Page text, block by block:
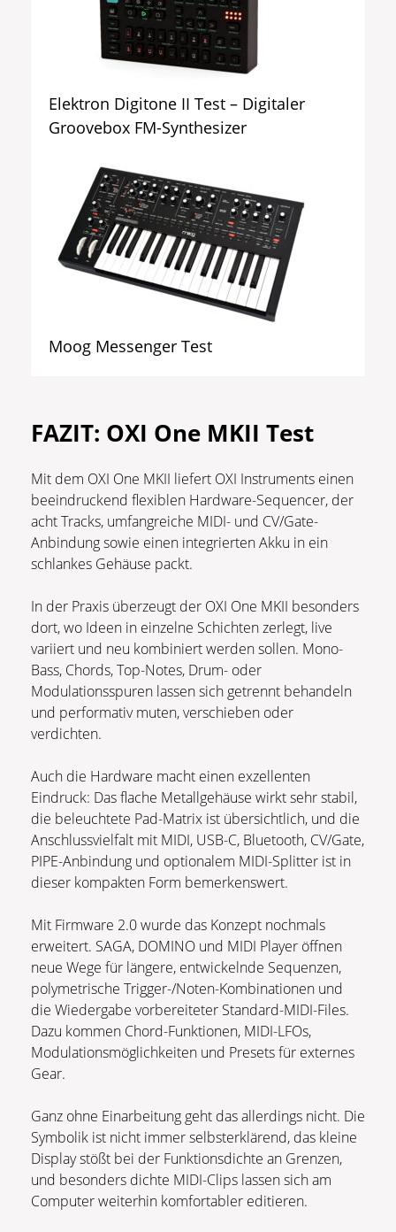
Elektron Digitone II Test – Digitaler
Groovebox FM-Synthesizer
Moog Messenger Test
FAZIT: OXI One MKII Test
Mit dem OXI One MKII liefert OXI Instruments einen
beeindruckend flexiblen Hardware-Sequencer, der
acht Tracks, umfangreiche MIDI- und CV/Gate-
Anbindung sowie einen integrierten Akku in ein
schlankes Gehäuse packt.
In der Praxis überzeugt der OXI One MKII besonders
dort, wo Ideen in einzelne Schichten zerlegt, live
variiert und neu kombiniert werden sollen. Mono-
Bass, Chords, Top-Notes, Drum- oder
Modulationsspuren lassen sich getrennt behandeln
und performativ muten, verschieben oder
verdichten.
Auch die Hardware macht einen exzellenten
Eindruck: Das flache Metallgehäuse wirkt sehr stabil,
die beleuchtete Pad-Matrix ist übersichtlich, und die
Anschlussvielfalt mit MIDI, USB-C, Bluetooth, CV/Gate,
PIPE-Anbindung und optionalem MIDI-Splitter ist in
dieser kompakten Form bemerkenswert.
Mit Firmware 2.0 wurde das Konzept nochmals
erweitert. SAGA, DOMINO und MIDI Player öffnen
neue Wege für längere, entwickelnde Sequenzen,
polymetrische Trigger-/Noten-Kombinationen und
die Wiedergabe vorbereiteter Standard-MIDI-Files.
Dazu kommen Chord-Funktionen, MIDI-LFOs,
Modulationsmöglichkeiten und Presets für externes
Gear.
Ganz ohne Einarbeitung geht das allerdings nicht. Die
Symbolik ist nicht immer selbsterklärend, das kleine
Display stößt bei der Funktionsdichte an Grenzen,
und besonders dichte MIDI-Clips lassen sich am
Computer weiterhin komfortabler editieren.